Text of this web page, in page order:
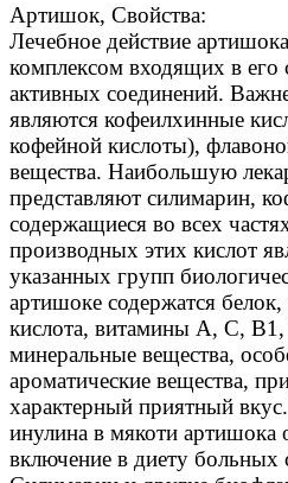
Артишок, Свойства:
Лечебное действие
комплексом входящих в его
активных соединений.
являются кофеилхинные
кофейной кислоты),
вещества. Наибольшую
представляют силимарин,
содержащиеся во всех
производных этих кислот
указанных групп
артишоке содержатся
кислота, витамины А, С,
минеральные вещества,
ароматические вещества,
характерный приятный
инулина в мякоти артишока
включение в диету больных